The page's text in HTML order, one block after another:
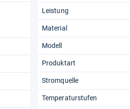
Leistung
Material
Modell
Produktart
Stromquelle
Temperaturstufen